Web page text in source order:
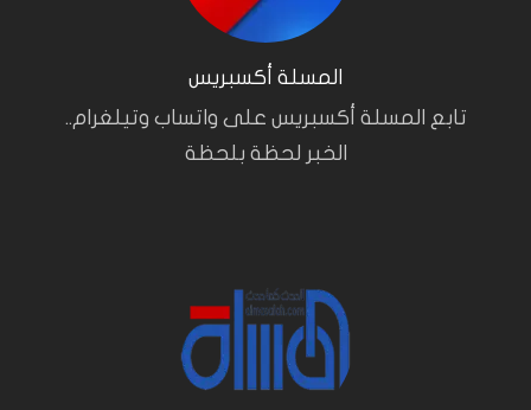
المسلة أكسبريس
تابع المسلة أكسبريس على واتساب وتيلغرام..
الخبر لحظة بلحظة